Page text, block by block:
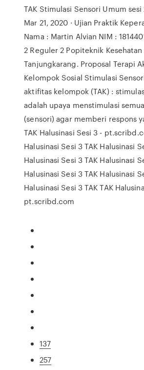
TAK Stimulasi Sensori Umum sesi
Mar 21, 2020 · Ujian Praktik
Nama : Martin Alvian NIM :
2 Reguler 2 Popiteknik Kesehatan
Tanjungkarang. Proposal Terapi
Kelompok Sosial Stimulasi
aktifitas kelompok (TAK) :
adalah upaya menstimulasi
(sensori) agar memberi respons
TAK Halusinasi Sesi 3 -
Halusinasi Sesi 3 TAK Halusinasi
Halusinasi Sesi 3 TAK Halusinasi
Halusinasi Sesi 3 TAK Halusinasi
Halusinasi Sesi 3 TAK TAK
pt.scribd.com
137
257